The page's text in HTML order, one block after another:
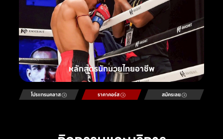
หลักสูตรนักมวยไทยอาชีพ
โปรแกรมคลาส ราคาคอร์ส สมัครเลย